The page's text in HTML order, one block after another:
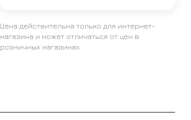
Цена действительна только для интернет-
магазина и может отличаться от цен в
розничных магазинах